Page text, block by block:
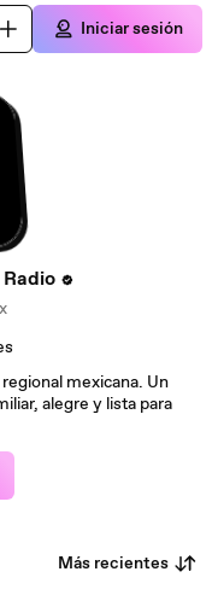
Iniciar sesión
mexicana. Un
Más recientes